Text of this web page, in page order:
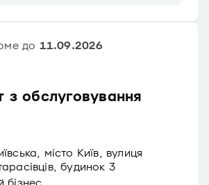
з обслуговування
до 11.09.2026
місто Київ, вулиця
будинок 3